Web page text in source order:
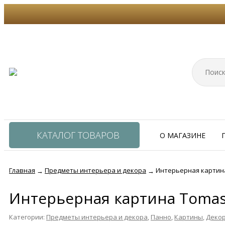
КАТАЛОГ ТОВАРОВ О МАГАЗИНЕ
Главная → Предметы интерьера и декора → Интерьерная
Интерьерная картина
Категории: Предметы интерьера и декора Панно Картины